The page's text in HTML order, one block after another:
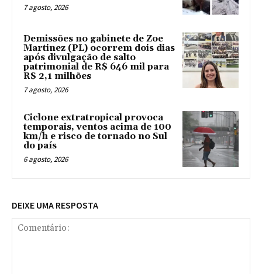
7 agosto, 2026
Demissões no gabinete de Zoe
Martinez (PL) ocorrem dois dias
após divulgação de salto
patrimonial de R$ 646 mil para
R$ 2,1 milhões
7 agosto, 2026
Ciclone extratropical provoca
temporais, ventos acima de 100
km/h e risco de tornado no Sul
do país
6 agosto, 2026
DEIXE UMA RESPOSTA